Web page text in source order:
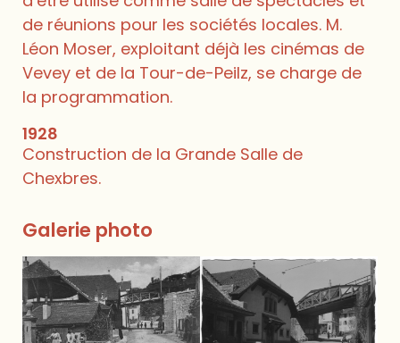
de réunions pour les sociétés locales. M.
Léon Moser, exploitant déjà les cinémas de
Vevey et de la Tour-de-Peilz, se charge de
la programmation.
1928
Construction de la Grande Salle de
Chexbres.
Galerie photo